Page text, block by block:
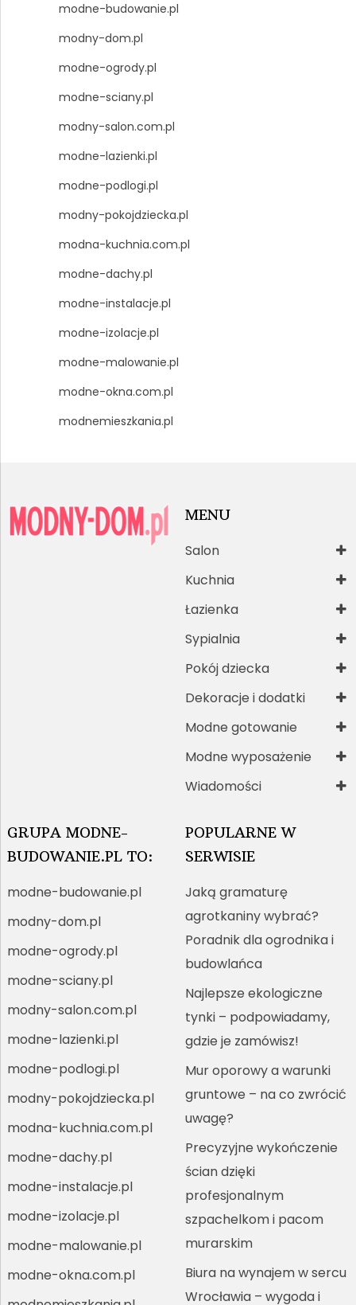
modne-budowanie.pl
modny-dom.pl
modne-ogrody.pl
modne-sciany.pl
modny-salon.com.pl
modne-lazienki.pl
modne-podlogi.pl
modny-pokojdziecka.pl
modna-kuchnia.com.pl
modne-dachy.pl
modne-instalacje.pl
modne-izolacje.pl
modne-malowanie.pl
modne-okna.com.pl
modnemieszkania.pl
MENU
Salon
Kuchnia
Łazienka
Sypialnia
Pokój dziecka
Dekoracje i dodatki
Modne gotowanie
Modne wyposażenie
Wiadomości
GRUPA MODNE-
BUDOWANIE.PL TO:
modne-budowanie.pl
modny-dom.pl
modne-ogrody.pl
modne-sciany.pl
modny-salon.com.pl
modne-lazienki.pl
modne-podlogi.pl
modny-pokojdziecka.pl
modna-kuchnia.com.pl
modne-dachy.pl
modne-instalacje.pl
modne-izolacje.pl
modne-malowanie.pl
modne-okna.com.pl
POPULARNE W
SERWISIE
Jaką gramaturę
agrotkaniny wybrać?
Poradnik dla ogrodnika i
budowlańca
Najlepsze ekologiczne
tynki – podpowiadamy,
gdzie je zamówisz!
Mur oporowy a warunki
gruntowe – na co zwrócić
uwagę?
Precyzyjne wykończenie
ścian dzięki
profesjonalnym
szpachelkom i pacom
murarskim
Biura na wynajem w sercu
Wrocławia – wygoda i